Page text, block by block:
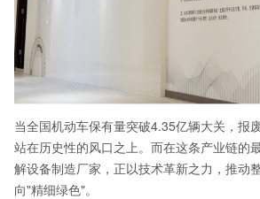
当全国机动车保有量突破4.35亿辆大关，报
站在历史性的风口之上。而在这条产业链的
解设备制造厂家，正以技术革新之力，推动
向"精细绿色"。